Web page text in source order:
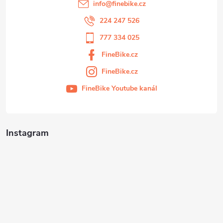
Instagram
info@finebike.cz
224 247 526
777 334 025
FineBike.cz
FineBike.cz
FineBike Youtube kanál